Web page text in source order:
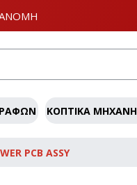
ΚΟΠΤΙΚΆ
PCB ASSY